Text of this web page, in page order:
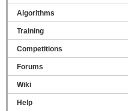
Algorithms
Training
Competitions
Forums
Wiki
Help